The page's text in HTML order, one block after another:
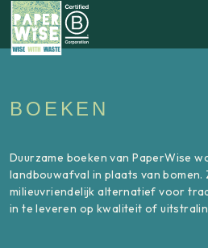
BOEKEN
Duurzame boeken van PaperWise
landbouwafval in plaats van bomen.
milieuvriendelijk alternatief voor
in te leveren op kwaliteit of